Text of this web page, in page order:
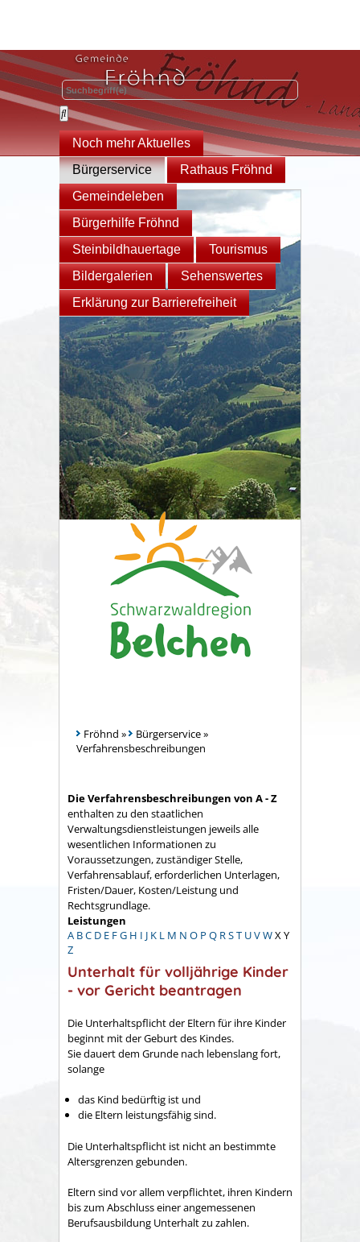
Noch mehr Aktuelles
Bürgerservice
Rathaus Fröhnd
Gemeindeleben
Bürgerhilfe Fröhnd
Steinbildhauertage
Tourismus
Bildergalerien
Sehenswertes
Erklärung zur Barrierefreiheit
Fröhnd » Bürgerservice»
Verfahrensbeschreibungen
Die Verfahrensbeschreibungen von A - Z
enthalten zu den staatlichen
Verwaltungsdienstleistungen jeweils alle
wesentlichen Informationen zu
Voraussetzungen, zuständiger Stelle,
Verfahrensablauf, erforderlichen Unterlagen,
Fristen/Dauer, Kosten/Leistung und
Rechtsgrundlage.
Leistungen
A BC D E FG H I J K L M N O P Q RST UVWX Y
Z
Unterhalt für volljährige Kinder
- vor Gericht beantragen
Die Unterhaltspflicht der Eltern für ihre Kinder
beginnt mit der Geburt des Kindes.
Sie dauert dem Grunde nach lebenslang fort,
solange
das Kind bedürftig ist und
die Eltern leistungsfähig sind.
Die Unterhaltspflicht ist nicht an bestimmte
Altersgrenzen gebunden.
Eltern sind vor allem verpflichtet, ihren Kindern
bis zum Abschluss einer angemessenen
Berufsausbildung Unterhalt zu zahlen.